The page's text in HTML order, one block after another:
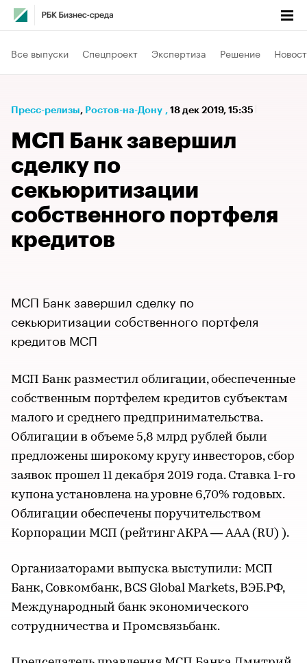
Все выпуски Спецпроект Экспертиза Решение
Пресс-релизы⁠, Ростов-на-Дону , 18 дек 2019, 15:35
МСП Банк завершил
сделку по
секьюритизации
собственного портфеля
кредитов
МСП Банк завершил сделку по
секьюритизации собственного портфеля
кредитов МСП
МСП Банк разместил облигации, обеспеченные
собственным портфелем кредитов субъектам
малого и среднего предпринимательства.
Облигации в объеме 5,8 млрд рублей были
предложены широкому кругу инвесторов, сбор
заявок прошел 11 декабря 2019 года. Ставка 1-го
купона установлена на уровне 6,70% годовых.
Облигации обеспечены поручительством
Корпорации МСП (рейтинг АКРА — AAA (RU) ).
Организаторами выпуска выступили: МСП
Банк, Совкомбанк, BCS Global Markets, ВЭБ.РФ,
Международный банк экономического
сотрудничества и Промсвязьбанк.